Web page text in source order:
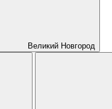
Великий Новгород